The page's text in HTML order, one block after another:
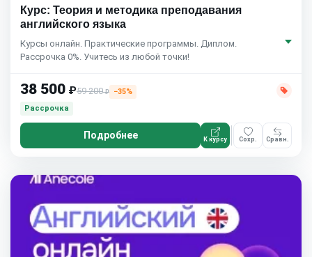
Курс: Теория и методика преподавания
английского языка
Курсы онлайн. Практические программы. Диплом.
Рассрочка 0%. Учитесь из любой точки!
38 500 ₽59 200₽
−35%
Рассрочка
Подробнее К курсу Сохр. Сравн.